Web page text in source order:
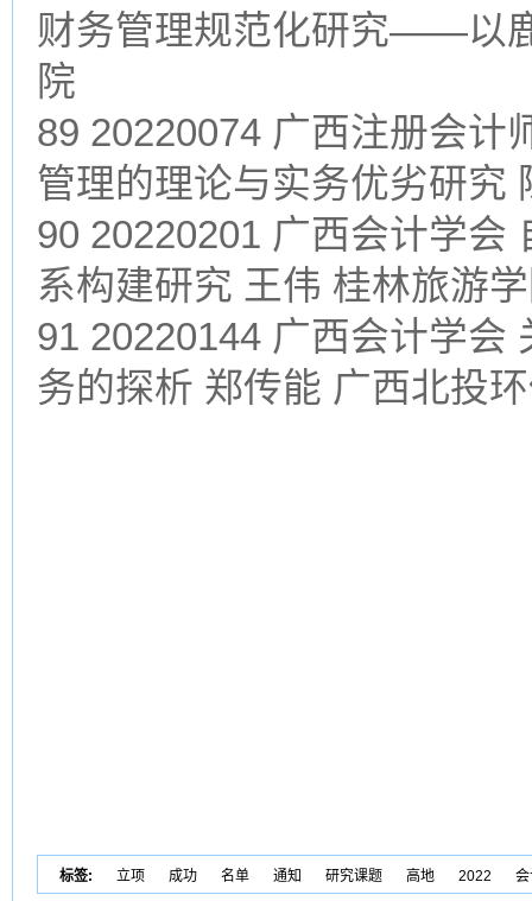
财务管理规范化研究——以
院
89 20220074 广西注册会计
管理的理论与实务优劣研究
90 20220201 广西会计学会
系构建研究 王伟 桂林旅游
91 20220144 广西会计学会
务的探析 郑传能 广西北投
标签: 立项 成功 名单 通知 研究课题 高地 2022